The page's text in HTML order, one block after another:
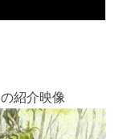
紹介映像